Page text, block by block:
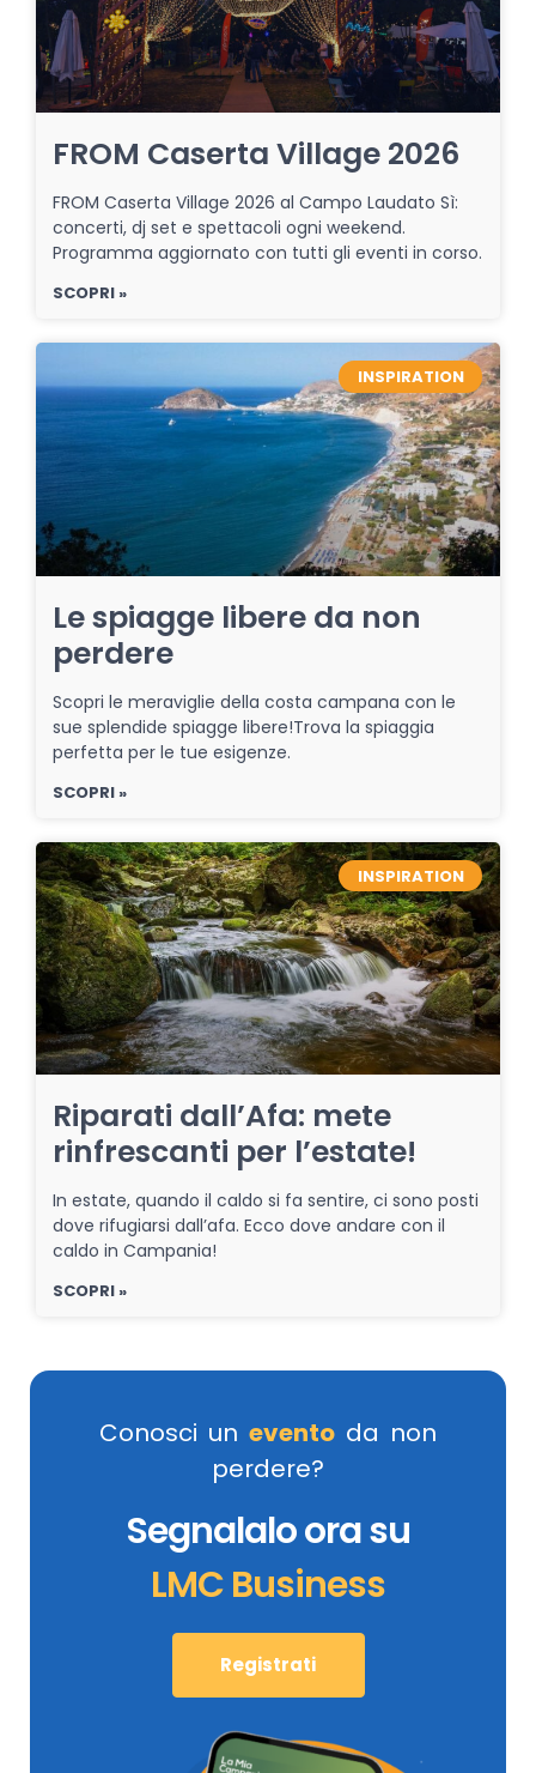
FROM Caserta Village 2026
FROM Caserta Village 2026 al Campo Laudato Sì:
concerti, dj set e spettacoli ogni weekend.
Programma aggiornato con tutti gli eventi in corso.
SCOPRI »
INSPIRATION
Le spiagge libere da non
perdere
Scopri le meraviglie della costa campana con le
sue splendide spiagge libere!Trova la spiaggia
perfetta per le tue esigenze.
SCOPRI »
INSPIRATION
Riparati dall’Afa: mete
rinfrescanti per l’estate!
In estate, quando il caldo si fa sentire, ci sono posti
dove rifugiarsi dall’afa. Ecco dove andare con il
caldo in Campania!
SCOPRI »
Conosci un evento da non
perdere?
Segnalalo ora su
LMC Business
Registrati